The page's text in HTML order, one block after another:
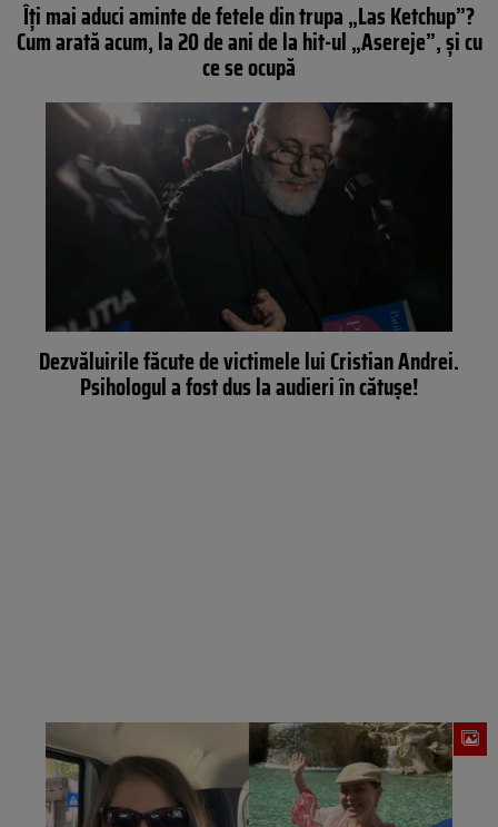
Îți mai aduci aminte de fetele din trupa „Las Ketchup”?
Cum arată acum, la 20 de ani de la hit-ul „Asereje”, și cu
ce se ocupă
Dezvăluirile făcute de victimele lui Cristian Andrei.
Psihologul a fost dus la audieri în cătușe!